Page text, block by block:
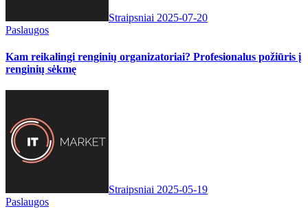
Straipsniai 2025-07-20
Paslaugos
Kam reikalingi renginių organizatoriai? Profesionalus požiūris į
renginių sėkmę
Straipsniai 2025-05-19
Paslaugos